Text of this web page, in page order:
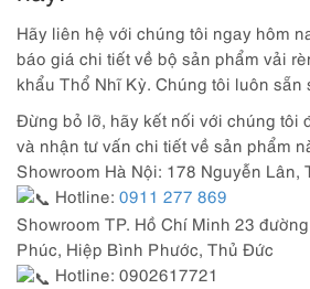
Hãy liên hệ với chúng tôi ngay hôm
báo giá chi tiết về bộ sản phẩm vải
khẩu Thổ Nhĩ Kỳ. Chúng tôi luôn sẵn
Đừng bỏ lỡ, hãy kết nối với chúng tôi
và nhận tư vấn chi tiết về sản phẩm
Showroom Hà Nội: 178 Nguyễn Lân,
Hotline: 0911 277 869
Showroom TP. Hồ Chí Minh 23
Phúc, Hiệp Bình Phước, Thủ Đức
Hotline: 0902617721